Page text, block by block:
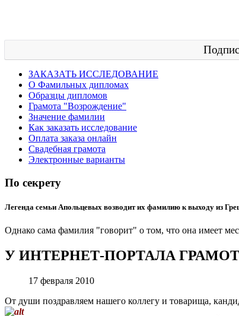
ЗАКАЗАТЬ ИССЛЕДОВАНИЕ
О Фамильных дипломах
Образцы дипломов
Грамота "Возрождение"
Значение фамилии
Как заказать исследование
Оплата заказа онлайн
Свадебная грамота
Электронные варианты
По секрету
Легенда семьи Апольцевых возводит их фамилию к выходу из
Однако сама фамилия "говорит" о том, что она имеет
У ИНТЕРНЕТ-ПОРТАЛА
17 февраля 2010
От души поздравляем нашего коллегу и товарища,